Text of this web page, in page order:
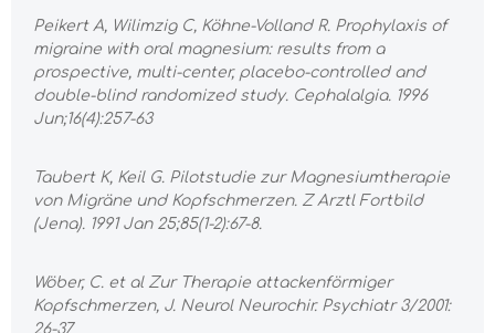
Peikert A, Wilimzig C, Köhne-Volland R. Prophylaxis of
migraine with oral magnesium: results from a
prospective, multi-center, placebo-controlled and
double-blind randomized study. Cephalalgia. 1996
Jun;16(4):257-63
Taubert K, Keil G. Pilotstudie zur Magnesiumtherapie
von Migräne und Kopfschmerzen. Z Arztl Fortbild
(Jena). 1991 Jan 25;85(1-2):67-8.
Wöber, C. et al Zur Therapie attackenförmiger
Kopfschmerzen, J. Neurol Neurochir. Psychiatr 3/2001:
26-37